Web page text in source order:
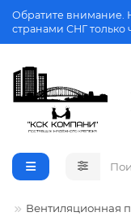
Обратите внимание.
странами СНГ только
Вентиляционная